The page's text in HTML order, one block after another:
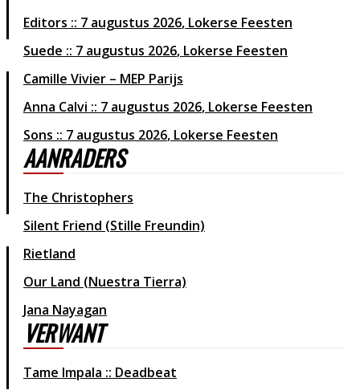
Editors 7 augustus 2026 Lokerse Feesten
Suede
7 augustus 2026 Lokerse Feesten
Camille Vivier – MEP Parijs
Anna Calvi
7 augustus 2026 Lokerse Feesten
Sons
7 augustus 2026 Lokerse Feesten
AANRADERS
The Christophers
Silent Friend (Stille Freundin)
Rietland
Our Land (Nuestra Tierra)
Jana Nayagan
VERWANT
Tame Impala :: Deadbeat